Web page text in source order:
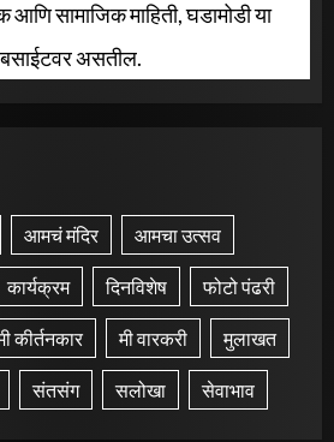
आणि सामाजिक माहिती, घडामोडी या
असतील.
आमचं मंदिर आमचा उत्सव
कार्यक्रम दिनविशेष फोटो पंढरी
कीर्तनकार मी वारकरी मुलाखत
संतसंग सलोखा सेवाभाव